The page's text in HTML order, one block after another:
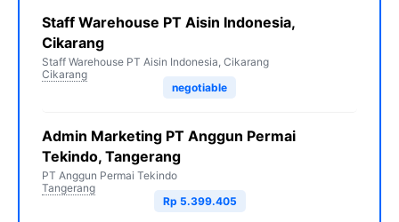
Staff Warehouse PT Aisin Indonesia,
Cikarang
Staff Warehouse PT Aisin Indonesia, Cikarang
Cikarang
negotiable
Admin Marketing PT Anggun Permai
Tekindo, Tangerang
PT Anggun Permai Tekindo
Tangerang
Rp 5.399.405